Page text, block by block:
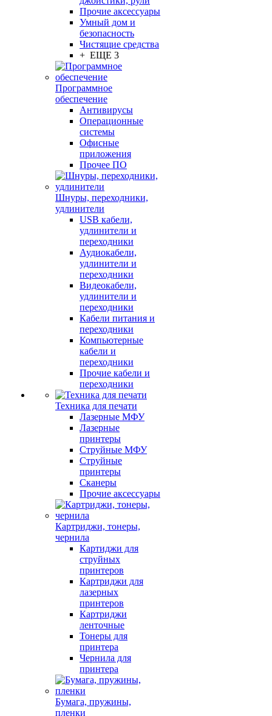
Прочие аксессуары
Умный дом и
безопасность
Чистящие средства
+ ЕЩЕ 3
Программное
обеспечение
Антивирусы
Операционные
системы
Офисные
приложения
Прочее ПО
Шнуры, переходники,
удлинители
USB кабели,
удлинители и
переходники
Аудиокабели,
удлинители и
переходники
Видеокабели,
удлинители и
переходники
Кабели питания и
переходники
Компьютерные
кабели и
переходники
Прочие кабели и
переходники
Техника для печати
Лазерные МФУ
Лазерные
принтеры
Струйные МФУ
Струйные
принтеры
Сканеры
Прочие аксессуары
Картриджи, тонеры,
чернила
Картиджи для
струйных
принтеров
Картриджи для
лазерных
принтеров
Картриджи
ленточные
Тонеры для
принтера
Чернила для
принтера
Бумага, пружины,
пленки